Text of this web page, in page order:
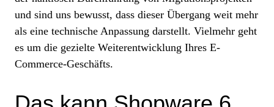
und sind uns bewusst, dass dieser Übergang weit mehr
als eine technische Anpassung darstellt. Vielmehr geht
es um die gezielte Weiterentwicklung Ihres E-
Commerce-Geschäfts.